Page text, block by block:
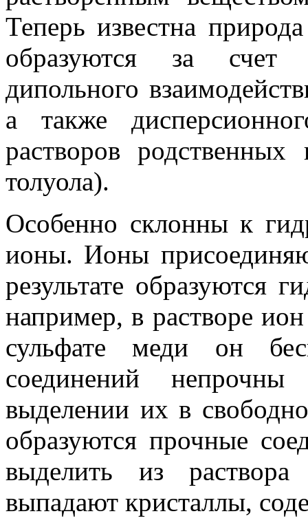
Теперь известна
образуются за счет
дипольного
а также
растворов
толуола).
Особенно склонны к
ионы. Ионы
результате образуются
например, в растворе
сульфате меди он
соединений
выделении их в
образуются прочные
выделить из
выпадают кристаллы,